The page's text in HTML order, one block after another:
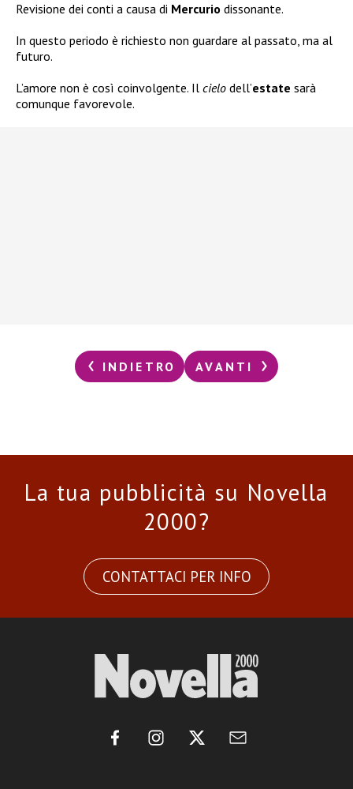
Revisione dei conti a causa di Mercurio dissonante.
In questo periodo è richiesto non guardare al passato, ma al
futuro.
L’amore non è così coinvolgente. Il cielo dell’estate sarà
comunque favorevole.
INDIETRO AVANTI
La tua pubblicità su Novella
2000?
CONTATTACI PER INFO